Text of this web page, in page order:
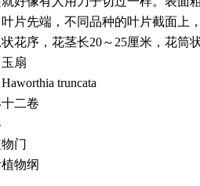
片先端，不同品种的叶片截面上
花序，花茎长20～25厘米，花筒
玉扇
Haworthia truncata
二卷
门
物纲